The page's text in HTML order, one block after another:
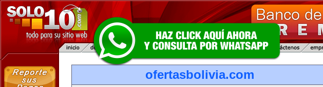
ofertasbolivia.com